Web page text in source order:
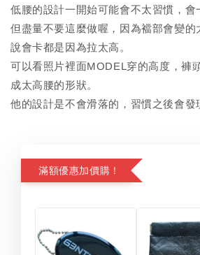
低腰的設計一開始可能會不太習慣，會
但盡量不要這麼做喔，因為襠部會變的
說會卡都是因為拉太高。
可以看照片裡面MODEL穿的高度，褲
成太高腰的形狀。
他的設計是不會滑落的，習慣之後會發
滿額優惠加價購！